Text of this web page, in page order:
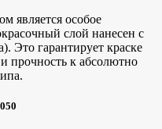
является особое
слой нанесен с
Это гарантирует краске
прочность к абсолютно